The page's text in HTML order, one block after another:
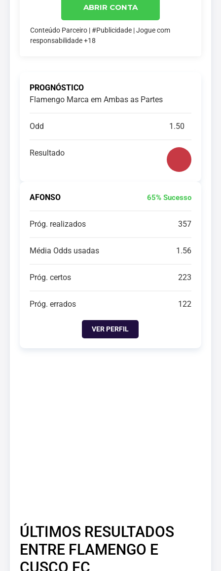
ABRIR CONTA
Conteúdo Parceiro | #Publicidade | Jogue com
responsabilidade +18
PROGNÓSTICO
Flamengo Marca em Ambas as Partes
Odd 1.50
Resultado
AFONSO 65% Sucesso
Próg. realizados 357
Média Odds usadas 1.56
Próg. certos 223
Próg. errados 122
VER PERFIL
ÚLTIMOS RESULTADOS
ENTRE FLAMENGO E
CUSCO FC